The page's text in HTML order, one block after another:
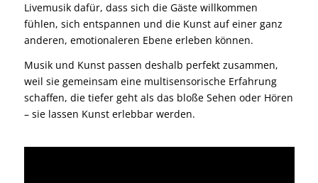
Livemusik dafür, dass sich die Gäste willkommen
fühlen, sich entspannen und die Kunst auf einer ganz
anderen, emotionaleren Ebene erleben können.
Musik und Kunst passen deshalb perfekt zusammen,
weil sie gemeinsam eine multisensorische Erfahrung
schaffen, die tiefer geht als das bloße Sehen oder Hören
– sie lassen Kunst erlebbar werden.